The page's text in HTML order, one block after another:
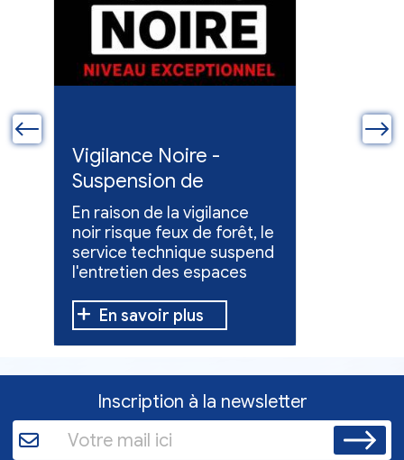
Vigilance Noire -
Suspension de
l'entretien des
espaces verts
En raison de la vigilance
noir risque feux de forêt, le
service technique suspend
l'entretien des espaces
En savoir plus
Feux
Inscription à la newsletter